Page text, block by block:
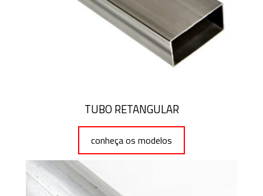
TUBO RETANGULAR
conheça os modelos